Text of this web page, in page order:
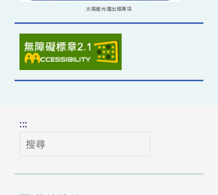
太陽能光電出租專區
:::
搜
尋